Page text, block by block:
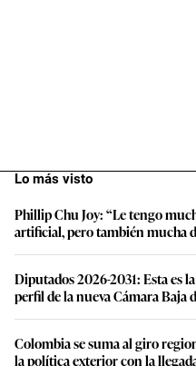
Lo más visto
Phillip Chu Joy: “Le tengo
artificial, pero también mucha
Diputados 2026-2031: Esta es
perfil de la nueva Cámara Baja
Colombia se suma al giro
la política exterior con la